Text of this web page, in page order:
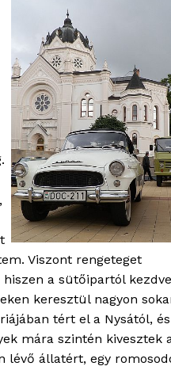
Viszont rengeteget
a sütőipartól
keresztül nagyon
tért el a Nysától, és
mára szintén kivesztek
lévő állatért, egy